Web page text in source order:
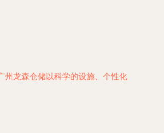
州龙森仓储以科学的设施、个性化